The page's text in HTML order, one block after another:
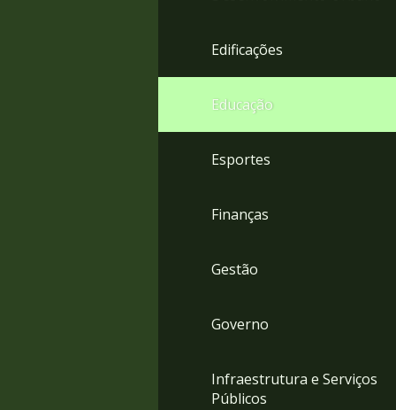
Edificações
Educação
Esportes
Finanças
Gestão
Governo
Infraestrutura e Serviços
Públicos